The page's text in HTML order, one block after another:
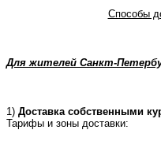
Способы
Для жителей Санкт-
1) Доставка собственными
Тарифы и зоны доставки: